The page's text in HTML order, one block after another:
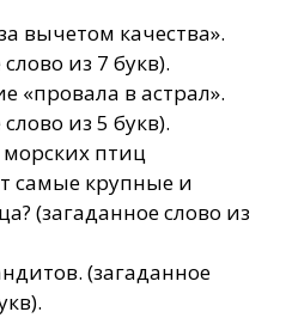
вычетом качества».
из 7 букв).
«провала в астрал».
из 5 букв).
морских птиц
самые крупные и
(загаданное слово из
(загаданное